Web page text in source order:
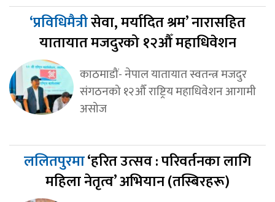
‘प्रविधिमैत्रीसेवा, मर्यादित श्रम’ नारासहित
यातायात मजदुरको १२औँ महाधिवेशन
काठमाडौं- नेपाल यातायात स्वतन्त्र मजदुर
संगठनको १२औँ राष्ट्रिय महाधिवेशन आगामी
असोज
ललितपुरमा‘हरित उत्सव : परिवर्तनका लागि
महिला नेतृत्व’ अभियान (तस्बिरहरू)